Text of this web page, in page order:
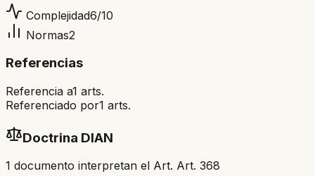
Complejidad6/10
Normas2
Referencias
Referencia a1 arts.
Referenciado por1 arts.
Doctrina DIAN
1 documento interpretan el Art. Art. 368